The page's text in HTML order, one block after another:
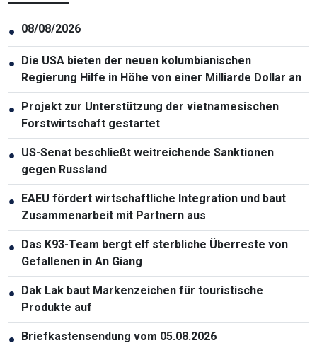
● 08/08/2026
● Die USA bieten der neuen kolumbianischen
Regierung Hilfe in Höhe von einer Milliarde Dollar an
● Projekt zur Unterstützung der vietnamesischen
Forstwirtschaft gestartet
● US-Senat beschließt weitreichende Sanktionen
gegen Russland
● EAEU fördert wirtschaftliche Integration und baut
Zusammenarbeit mit Partnern aus
● Das K93-Team bergt elf sterbliche Überreste von
Gefallenen in An Giang
● Dak Lak baut Markenzeichen für touristische
Produkte auf
● Briefkastensendung vom 05.08.2026